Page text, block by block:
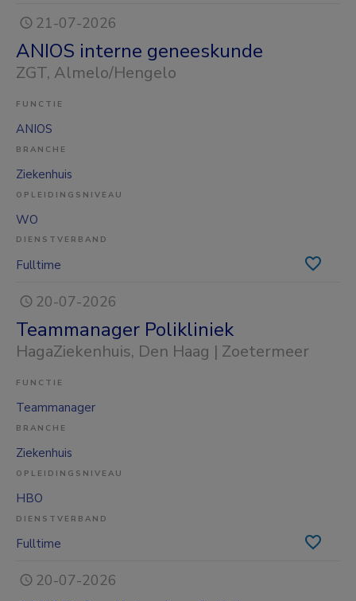
21-07-2026
ANIOS interne geneeskunde
ZGT, Almelo/Hengelo
FUNCTIE
ANIOS
BRANCHE
Ziekenhuis
OPLEIDINGSNIVEAU
WO
DIENSTVERBAND
Fulltime
20-07-2026
Teammanager Polikliniek
HagaZiekenhuis, Den Haag | Zoetermeer
FUNCTIE
Teammanager
BRANCHE
Ziekenhuis
OPLEIDINGSNIVEAU
HBO
DIENSTVERBAND
Fulltime
20-07-2026